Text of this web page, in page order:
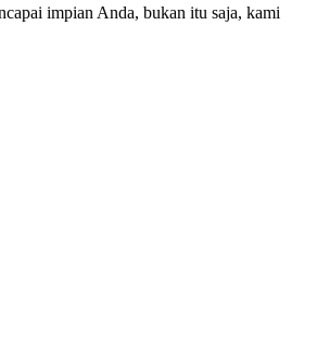
impian Anda, bukan itu saja, kami